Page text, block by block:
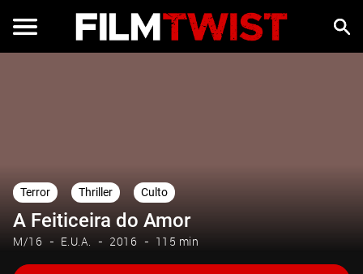
Terror Thriller Culto
A Feiticeira do Amor
M/16 E.U.A. 2016 115 min